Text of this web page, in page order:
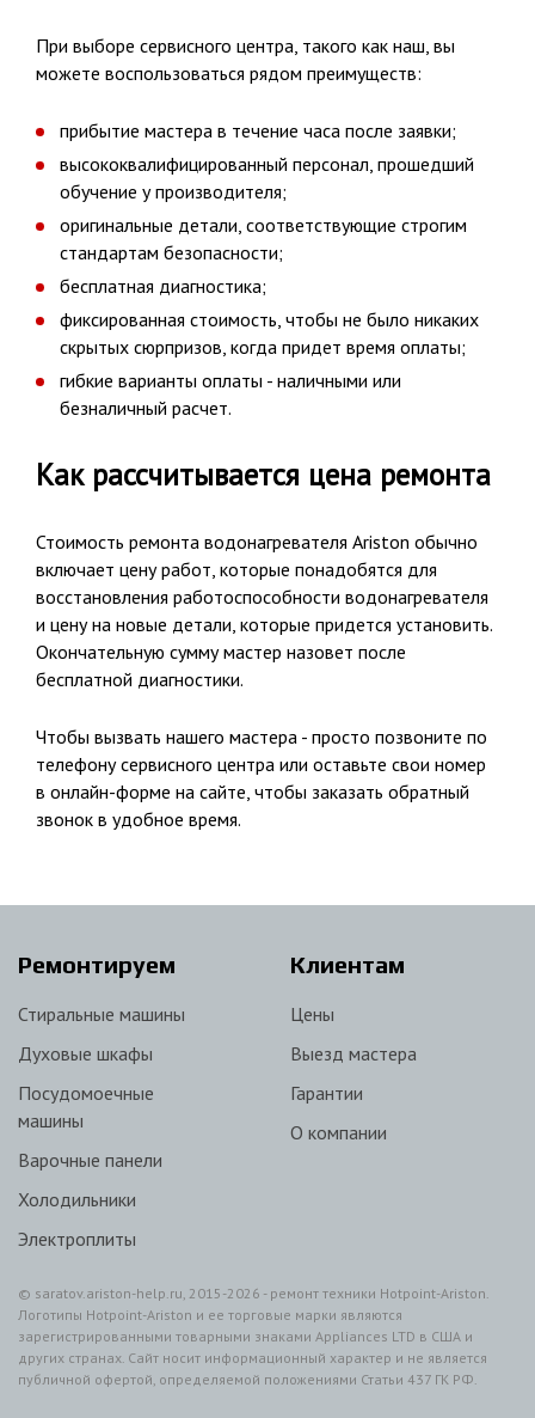
При выборе сервисного центра, такого как наш, вы
можете воспользоваться рядом преимуществ:
прибытие мастера в течение часа после заявки;
высококвалифицированный персонал, прошедший
обучение у производителя;
оригинальные детали, соответствующие строгим
стандартам безопасности;
бесплатная диагностика;
фиксированная стоимость, чтобы не было никаких
скрытых сюрпризов, когда придет время оплаты;
гибкие варианты оплаты - наличными или
безналичный расчет.
Как рассчитывается цена ремонта
Стоимость ремонта водонагревателя Ariston обычно
включает цену работ, которые понадобятся для
восстановления работоспособности водонагревателя
и цену на новые детали, которые придется установить.
Окончательную сумму мастер назовет после
бесплатной диагностики.
Чтобы вызвать нашего мастера - просто позвоните по
телефону сервисного центра или оставьте свои номер
в онлайн-форме на сайте, чтобы заказать обратный
звонок в удобное время.
Ремонтируем
Стиральные машины
Духовые шкафы
Посудомоечные
машины
Варочные панели
Холодильники
Электроплиты
Клиентам
Цены
Выезд мастера
Гарантии
О компании
© saratov.ariston-help.ru, 2015-2026 - ремонт техники Hotpoint-Ariston.
Логотипы Hotpoint-Ariston и ее торговые марки являются
зарегистрированными товарными знаками Appliances LTD в США и
других странах. Сайт носит информационный характер и не является
публичной офертой, определяемой положениями Статьи 437 ГК РФ.